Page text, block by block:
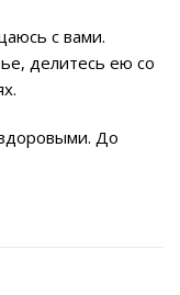
с вами.
делитесь ею со
До